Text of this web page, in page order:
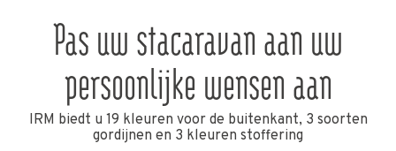
Pas uw stacaravan aan uw
persoonlijke wensen aan
IRM biedt u 19 kleuren voor de buitenkant, 3 soorten
gordijnen en 3 kleuren stoffering